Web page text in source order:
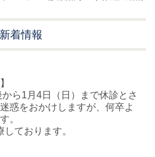
新着情報
ら1月4日（日）まで休診とさ
惑をおかけしますが、何卒よ
。
ております。